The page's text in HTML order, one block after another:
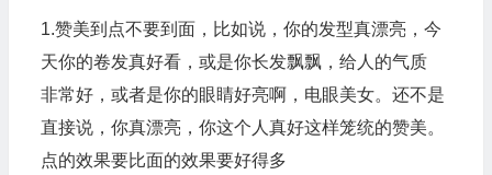
1.赞美到点不要到面，比如说，你的发型真漂亮，今
天你的卷发真好看，或是你长发飘飘，给人的气质
非常好，或者是你的眼睛好亮啊，电眼美女。还不是
直接说，你真漂亮，你这个人真好这样笼统的赞美。
点的效果要比面的效果要好得多